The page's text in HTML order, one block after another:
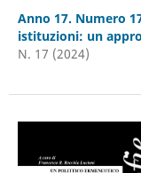
Anno 17. Numero
istituzioni: un
N. 17 (2024)